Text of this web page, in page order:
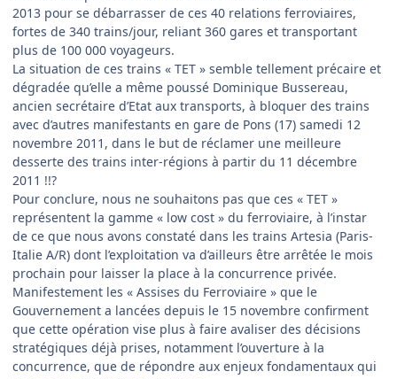
2013 pour se débarrasser de ces 40 relations ferroviaires,
fortes de 340 trains/jour, reliant 360 gares et transportant
plus de 100 000 voyageurs.
La situation de ces trains « TET » semble tellement précaire et
dégradée qu’elle a même poussé Dominique Bussereau,
ancien secrétaire d’Etat aux transports, à bloquer des trains
avec d’autres manifestants en gare de Pons (17) samedi 12
novembre 2011, dans le but de réclamer une meilleure
desserte des trains inter-régions à partir du 11 décembre
2011 !!?
Pour conclure, nous ne souhaitons pas que ces « TET »
représentent la gamme « low cost » du ferroviaire, à l’instar
de ce que nous avons constaté dans les trains Artesia (Paris-
Italie A/R) dont l’exploitation va d’ailleurs être arrêtée le mois
prochain pour laisser la place à la concurrence privée.
Manifestement les « Assises du Ferroviaire » que le
Gouvernement a lancées depuis le 15 novembre confirment
que cette opération vise plus à faire avaliser des décisions
stratégiques déjà prises, notamment l’ouverture à la
concurrence, que de répondre aux enjeux fondamentaux qui